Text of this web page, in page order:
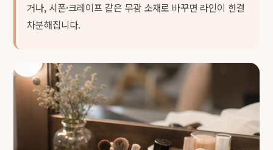
거나, 시폰·크레이프 같은 무광 소재로 바꾸면 라인이 한결
차분해집니다.